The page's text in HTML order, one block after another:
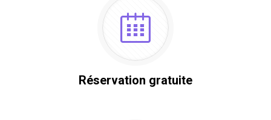
Réservation gratuite